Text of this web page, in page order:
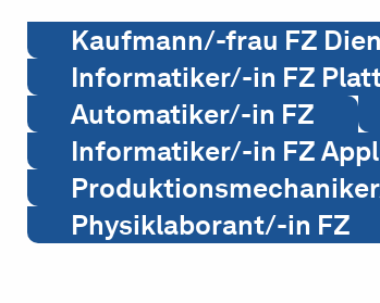
Kaufmann/-frau FZ
Informatiker/-in FZ
Automatiker/-in FZ
Informatiker/-in FZ
Physiklaborant/-in FZ